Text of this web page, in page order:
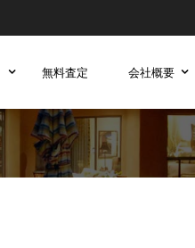
無料査定 会社概要